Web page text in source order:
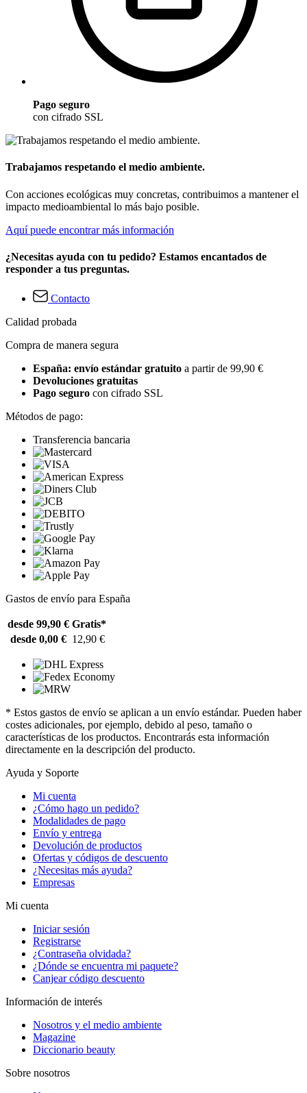
Pago seguro
con cifrado SSL
Trabajamos respetando el medio ambiente.
Con acciones ecológicas muy concretas, contribuimos a mantener el
impacto medioambiental lo más bajo posible.
Aquí puede encontrar más información
¿Necesitas ayuda con tu pedido? Estamos encantados de
responder a tus preguntas.
Contacto
Calidad probada
Compra de manera segura
España: envío estándar gratuito a partir de 99,90 €
Devoluciones gratuitas
Pago seguro con cifrado SSL
Métodos de pago:
Transferencia bancaria
Gastos de envío para España
desde 99,90 € Gratis*
desde 0,00 € 12,90 €
* Estos gastos de envío se aplican a un envío estándar. Pueden haber
costes adicionales, por ejemplo, debido al peso, tamaño o
características de los productos. Encontrarás esta información
directamente en la descripción del producto.
Ayuda y Soporte
Mi cuenta
¿Cómo hago un pedido?
Modalidades de pago
Envío y entrega
Devolución de productos
Ofertas y códigos de descuento
¿Necesitas más ayuda?
Empresas
Mi cuenta
Iniciar sesión
Registrarse
¿Contraseña olvidada?
¿Dónde se encuentra mi paquete?
Canjear código descuento
Información de interés
Nosotros y el medio ambiente
Magazine
Diccionario beauty
Sobre nosotros